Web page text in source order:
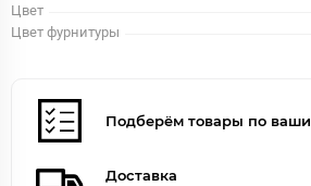
Цвет
Цвет фурнитуры
Подберём товары по
Доставка